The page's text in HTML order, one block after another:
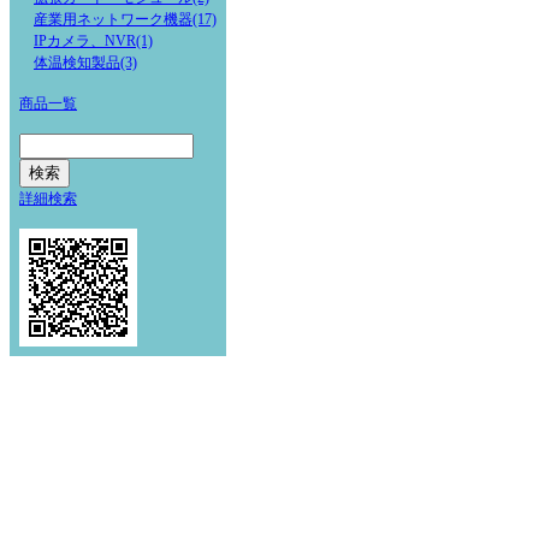
産業用ネットワーク機器(17)
IPカメラ、NVR(1)
体温検知製品(3)
商品一覧
詳細検索